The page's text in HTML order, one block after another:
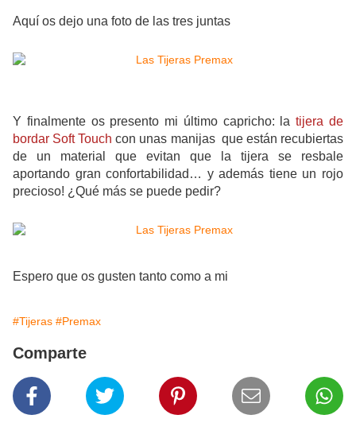
Aquí os dejo una foto de las tres juntas
Y finalmente os presento mi último capricho: latijera de
bordar Soft Touch con unas manijas que están recubiertas
de un material que evitan que la tijera se resbale
aportando gran confortabilidad… y además tiene un rojo
precioso! ¿Qué más se puede pedir?
Espero que os gusten tanto como a mi
#Tijeras #Premax
Comparte